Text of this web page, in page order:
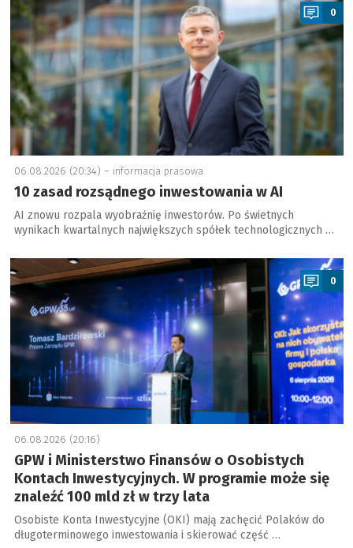
0
06.08.2026 (20:34) – informacja prasowa
10 zasad rozsądnego inwestowania w AI
AI znowu rozpala wyobraźnię inwestorów. Po świetnych
wynikach kwartalnych największych spółek technologicznych …
a
0
06.08.2026 (20:16)
GPW i Ministerstwo Finansów o Osobistych
Kontach Inwestycyjnych. W programie może się
znaleźć 100 mld zł w trzy lata
Osobiste Konta Inwestycyjne (OKI) mają zachęcić Polaków do
długoterminowego inwestowania i skierować część …